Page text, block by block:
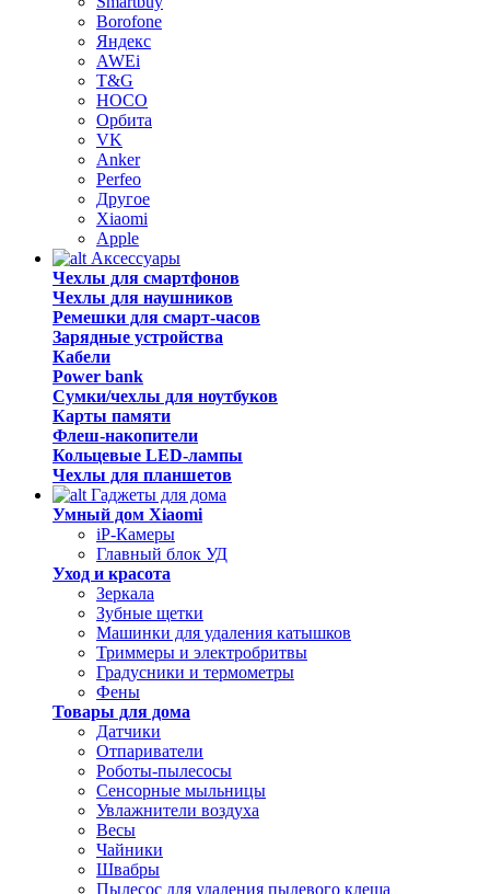
Borofone
Яндекс
AWEi
T&G
HOCO
Орбита
VK
Anker
Perfeo
Другое
Xiaomi
Apple
Аксессуары
Чехлы для смартфонов
Чехлы для наушников
Ремешки для смарт-часов
Зарядные устройства
Кабели
Power bank
Сумки/чехлы для ноутбуков
Карты памяти
Флеш-накопители
Кольцевые LED-лампы
Чехлы для планшетов
Гаджеты для дома
Умный дом Xiaomi
iP-Камеры
Главный блок УД
Уход и красота
Зеркала
Зубные щетки
Машинки для удаления катышков
Триммеры и электробритвы
Градусники и термометры
Фены
Товары для дома
Датчики
Отпариватели
Роботы-пылесосы
Сенсорные мыльницы
Увлажнители воздуха
Весы
Чайники
Швабры
Пылесос для удаления пылевого клеща